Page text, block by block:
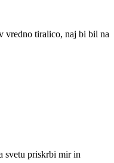
vredno tiralico, naj bi bil na
svetu priskrbi mir in